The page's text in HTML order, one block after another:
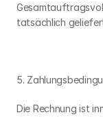
tatsächlich
5.
Die Rechnung ist